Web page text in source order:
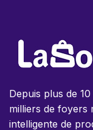
Depuis plus de
milliers de foyers
intelligente de